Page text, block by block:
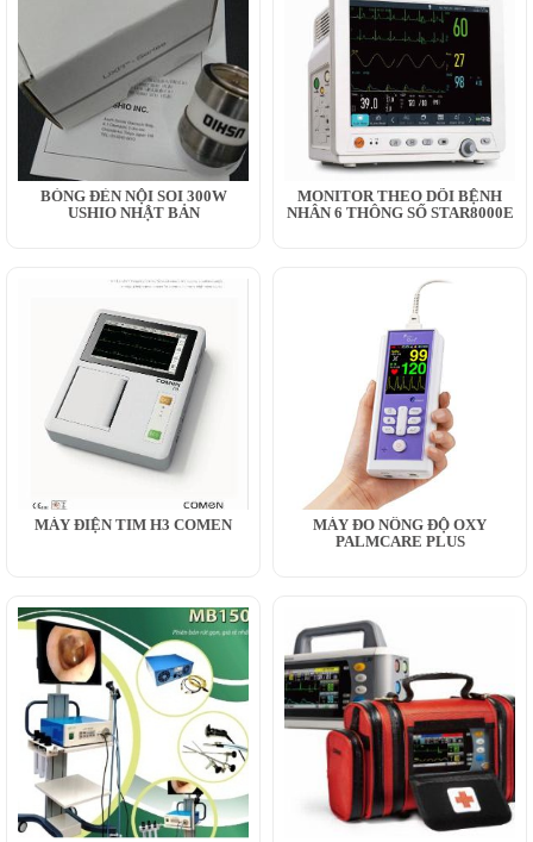
BÓNG ĐÈN NỘI SOI 300W
USHIO NHẬT BẢN
MONITOR THEO DÕI BỆNH
NHÂN 6 THÔNG SỐ STAR8000E
MÁY ĐIỆN TIM H3 COMEN
MÁY ĐO NỒNG ĐỘ OXY
PALMCARE PLUS